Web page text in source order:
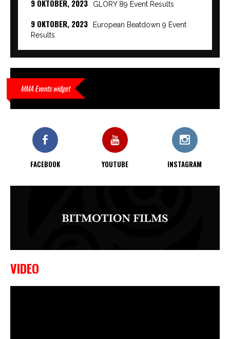
9 OKTOBER, 2023 GLORY 89 Event Results
9 OKTOBER, 2023
European Beatdown 9 Event
Results
Cage Warriors Academy:
Lowlands 7 recap en interviews hier
9 OKTOBER, 2023
waar hij van gemaakt is…
KO bij CWA Lowlands 7
MMA Events widget
FACEBOOK YOUTUBE INSTAGRAM
VIDEO